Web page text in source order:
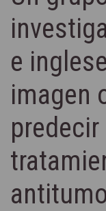
e
imagen